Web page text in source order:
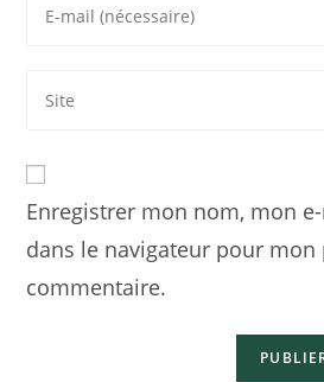
Enregistrer mon nom, mon
dans le navigateur pour mon
commentaire.